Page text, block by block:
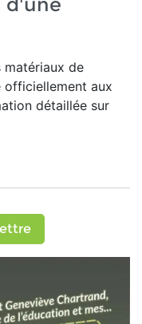
matériaux de
officiellement aux
détaillée sur